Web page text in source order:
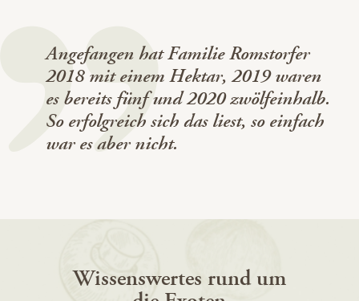
Angefangen hat Familie Romstorfer
2018 mit einem Hektar, 2019 waren
es bereits fünf und 2020 zwölfeinhalb.
So erfolgreich sich das liest, so einfach
war es aber nicht.
Wissenswertes rund um